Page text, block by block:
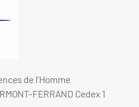
de l’Homme
FERRAND Cedex 1